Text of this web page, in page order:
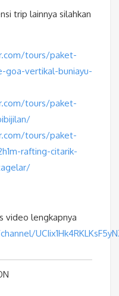
trip lainnya silahkan
tours/paket-
goa-vertikal-buniayu-
tours/paket-
tours/paket-
rafting-citarik-
video lengkapnya